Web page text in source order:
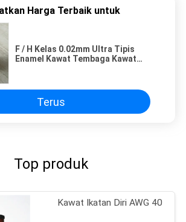
Harga Terbaik untuk
F / H Kelas 0.02mm Ultra Tipis
Enamel Kawat Tembaga Kawat
Terus
Top produk
Kawat Ikatan Diri AWG 40